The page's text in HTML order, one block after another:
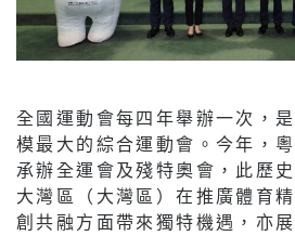
全國運動會每四年舉辦一次，
模最大的綜合運動會。今年，
承辦全運會及殘特奧會，此歷
大灣區（大灣區）在推廣體育
創共融方面帶來獨特機遇，亦